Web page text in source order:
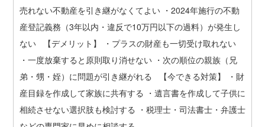
売れない不動産を引き継がなくてよい ・2024年施行の不動
産登記義務（3年以内・違反で10万円以下の過料）が発生し
ない 【デメリット】 ・プラスの財産も一切受け取れない
・一度放棄すると原則取り消せない ・次の順位の親族（兄
弟・甥・姪）に問題が引き継がれる 【今できる対策】 ・財
産目録を作成して家族に共有する ・遺言書を作成して子供に
相続させない選択肢も検討する ・税理士・司法書士・弁護士